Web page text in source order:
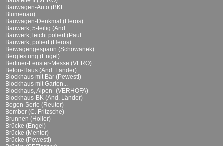
Bauwagen-Auto (BKF
Blumenau)
Bauwagen-Denkmal (Heros)
Bauwerk, 5-teilig (And....
Bauwerk, leicht poliert (Paul...
Bauwerk, poliert (Heros)
Beiwagengespann (Schowanek)
Bergfestung (Engel)
Berliner-Fenster-Messe (VERO)
Beton-Haus (And. Länder)
Blockhaus mit Bär (Pewesti)
Blockhaus mit Garten...
Blockhaus, Alpen- (VERHOFA)
Blockhaus-BK (And. Länder)
Bogen-Serie (Reuter)
Bomber (C. Fritzsche)
Brunnen (Holler)
Brücke (Engel)
Brücke (Mentor)
Brücke (Pewesti)